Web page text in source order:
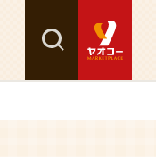
検索
探す